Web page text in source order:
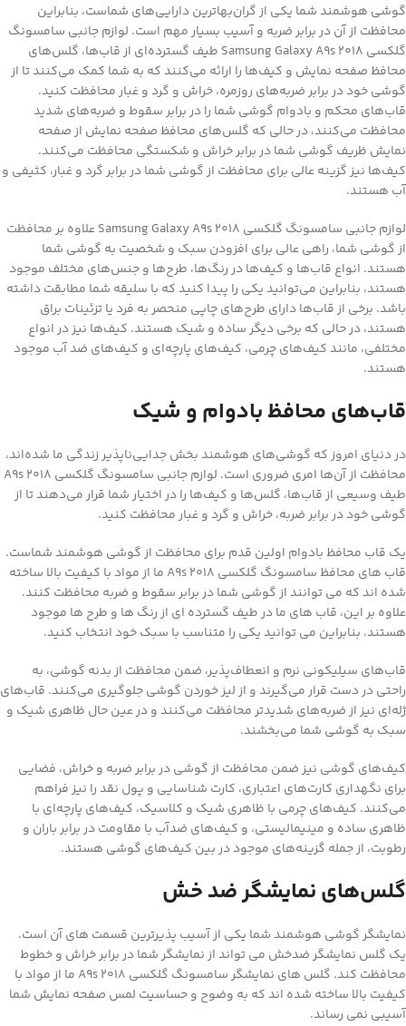
گوشی هوشمند شما یکی از گران‌بهاترین دارایی‌های شماست، بنابراین
محافظت از آن در برابر ضربه و آسیب بسیار مهم است. لوازم جانبی سامسونگ
گلکسی Samsung Galaxy A9s 2018 طیف گسترده‌ای از قاب‌ها، گلس‌های
محافظ صفحه نمایش و کیف‌ها را ارائه می‌کنند که به شما کمک می‌کنند تا از
گوشی خود در برابر ضربه‌های روزمره، خراش و گرد و غبار محافظت کنید.
قاب‌های محکم و بادوام گوشی شما را در برابر سقوط و ضربه‌های شدید
محافظت می‌کنند، در حالی که گلس‌های محافظ صفحه نمایش از صفحه
نمایش ظریف گوشی شما در برابر خراش و شکستگی محافظت می‌کنند.
کیف‌ها نیز گزینه عالی برای محافظت از گوشی شما در برابر گرد و غبار، کثیفی و
آب هستند.
لوازم جانبی سامسونگ گلکسی Samsung Galaxy A9s 2018 علاوه بر محافظت
از گوشی شما، راهی عالی برای افزودن سبک و شخصیت به گوشی شما
هستند. انواع قاب‌ها و کیف‌ها در رنگ‌ها، طرح‌ها و جنس‌های مختلف موجود
هستند، بنابراین می‌توانید یکی را پیدا کنید که با سلیقه شما مطابقت داشته
باشد. برخی از قاب‌ها دارای طرح‌های چاپی منحصر به فرد یا تزئینات براق
هستند، در حالی که برخی دیگر ساده و شیک هستند. کیف‌ها نیز در انواع
مختلفی، مانند کیف‌های چرمی، کیف‌های پارچه‌ای و کیف‌های ضد آب موجود
هستند.
قاب‌های محافظ بادوام و شیک
در دنیای امروز که گوشی‌های هوشمند بخش جدایی‌ناپذیر زندگی ما شده‌اند،
محافظت از آن‌ها امری ضروری است. لوازم جانبی سامسونگ گلکسی A9s 2018
طیف وسیعی از قاب‌ها، گلس‌ها و کیف‌ها را در اختیار شما قرار می‌دهند تا از
گوشی خود در برابر ضربه، خراش و گرد و غبار محافظت کنید.
یک قاب محافظ بادوام اولین قدم برای محافظت از گوشی هوشمند شماست.
قاب های محافظ سامسونگ گلکسی A9s 2018 ما از مواد با کیفیت بالا ساخته
شده اند که می توانند از گوشی شما در برابر سقوط و ضربه محافظت کنند.
علاوه بر این، قاب های ما در طیف گسترده ای از رنگ ها و طرح ها موجود
هستند، بنابراین می توانید یکی را متناسب با سبک خود انتخاب کنید.
قاب‌های سیلیکونی نرم و انعطاف‌پذیر، ضمن محافظت از بدنه گوشی، به
راحتی در دست قرار می‌گیرند و از لیز خوردن گوشی جلوگیری می‌کنند. قاب‌های
ژله‌ای نیز از ضربه‌های شدیدتر محافظت می‌کنند و در عین حال ظاهری شیک و
سبک به گوشی شما می‌بخشند.
کیف‌های گوشی نیز ضمن محافظت از گوشی در برابر ضربه و خراش، فضایی
برای نگهداری کارت‌های اعتباری، کارت شناسایی و پول نقد را نیز فراهم
می‌کنند. کیف‌های چرمی با ظاهری شیک و کلاسیک، کیف‌های پارچه‌ای با
ظاهری ساده و مینیمالیستی، و کیف‌های ضدآب با مقاومت در برابر باران و
رطوبت، از جمله گزینه‌های موجود در بین کیف‌های گوشی هستند.
گلس‌های نمایشگر ضد خش
نمایشگر گوشی هوشمند شما یکی از آسیب پذیرترین قسمت های آن است.
یک گلس نمایشگر ضدخش می تواند از نمایشگر شما در برابر خراش و خطوط
محافظت کند. گلس های نمایشگر سامسونگ گلکسی A9s 2018 ما از مواد با
کیفیت بالا ساخته شده اند که به وضوح و حساسیت لمس صفحه نمایش شما
آسیبی نمی رساند.